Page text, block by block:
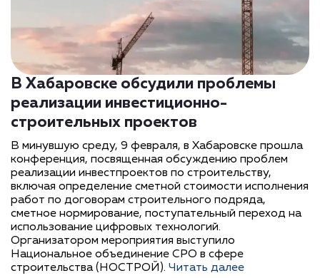
В Хабаровске обсудили проблемы
реализации инвестиционно-
строительных проектов
В минувшую среду, 9 февраля, в Хабаровске прошла
конференция, посвященная обсуждению проблем
реализации инвестпроектов по строительству,
включая определение сметной стоимости исполнения
работ по договорам строительного подряда,
сметное нормирование, поступательный переход на
использование цифровых технологий.
Организатором мероприятия выступило
Национальное объединение СРО в сфере
строительства (НОСТРОЙ). Читать далее